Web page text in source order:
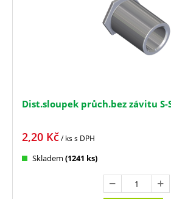
Dist.sloupek průch.bez závitu S-
2,20 Kč/ kss DPH
Skladem (1241 ks)